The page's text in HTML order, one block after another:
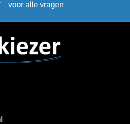
voor alle vragen